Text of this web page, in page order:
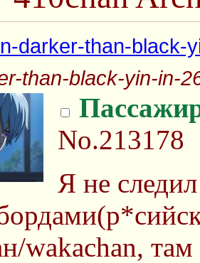
darker-than-black-
than-black-yin-in-
No.213178
Я не следил
wakachan,